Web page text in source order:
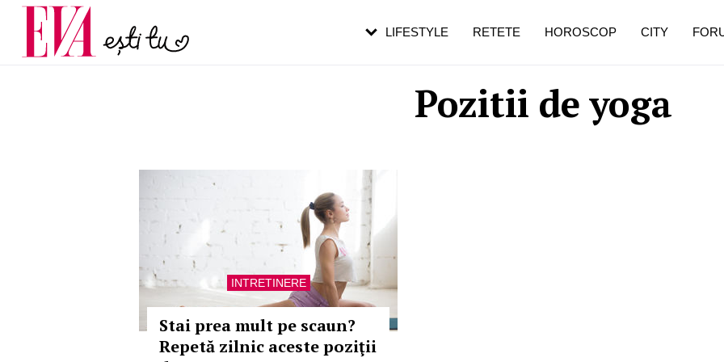
Pozitii de yoga
INTRETINERE
Stai prea mult pe scaun?
Repetă zilnic aceste poziţii
LIFESTYLE RETETE HOROSCOP CITY
Carieră
Actualitate
pe măsură ce înaintezi în vârstă